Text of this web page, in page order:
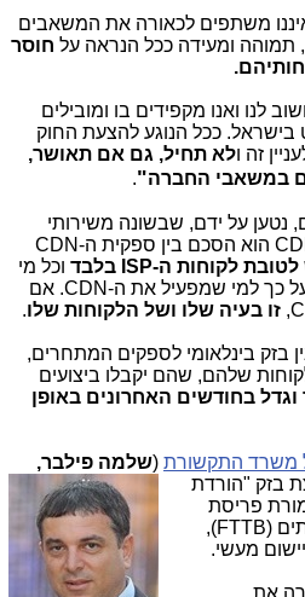
משתפים לכאורה את המשאבים
חוסר
לנו ואנו מקפידים בו ומובילים
בישראל. ככל הנוגע להצעת החוק
זה ולא תחיל, גם אם תאושר,
במשאבי החברה"
.
נטען על ידם, שבשונה משירותי
Caching, שירות של אירוח CDN הוא הסכם בין ספקית ה-CDN
לטובת לקוחות ה-ISP בלבד
וכל מי
שמחוץ להסדר הזה, שישלם על כך למי שמפעיל את ה-CDN. אם
זו בעיה שלו ושל הלקוחות שלו.
בזק בינלאומי לספקים המתחרים,
שלהם, שהם יקבלו ביצועים
וגדל בחודשים האחרונים באופן
משרד התקשורת (שלמה פילבר,
בזק "הורדת
פריסת
סיבים עד לבתים או קרוב לבתים (FTTB),
מעשי.
את